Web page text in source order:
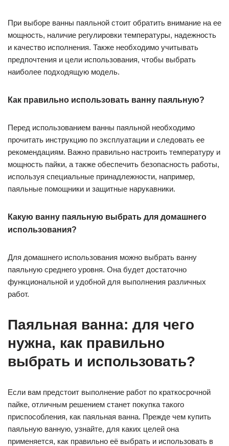
При выборе ванны паяльной стоит обратить внимание на ее
мощность, наличие регулировки температуры, надежность
и качество исполнения. Также необходимо учитывать
предпочтения и цели использования, чтобы выбрать
наиболее подходящую модель.
Как правильно использовать ванну паяльную?
Перед использованием ванны паяльной необходимо
прочитать инструкцию по эксплуатации и следовать ее
рекомендациям. Важно правильно настроить температуру и
мощность пайки, а также обеспечить безопасность работы,
используя специальные принадлежности, например,
паяльные помощники и защитные нарукавники.
Какую ванну паяльную выбрать для домашнего
использования?
Для домашнего использования можно выбрать ванну
паяльную среднего уровня. Она будет достаточно
функциональной и удобной для выполнения различных
работ.
Паяльная ванна: для чего
нужна, как правильно
выбрать и использовать?
Если вам предстоит выполнение работ по краткосрочной
пайке, отличным решением станет покупка такого
приспособления, как паяльная ванна. Прежде чем купить
паяльную ванную, узнайте, для каких целей она
применяется, как правильно её выбрать и использовать в